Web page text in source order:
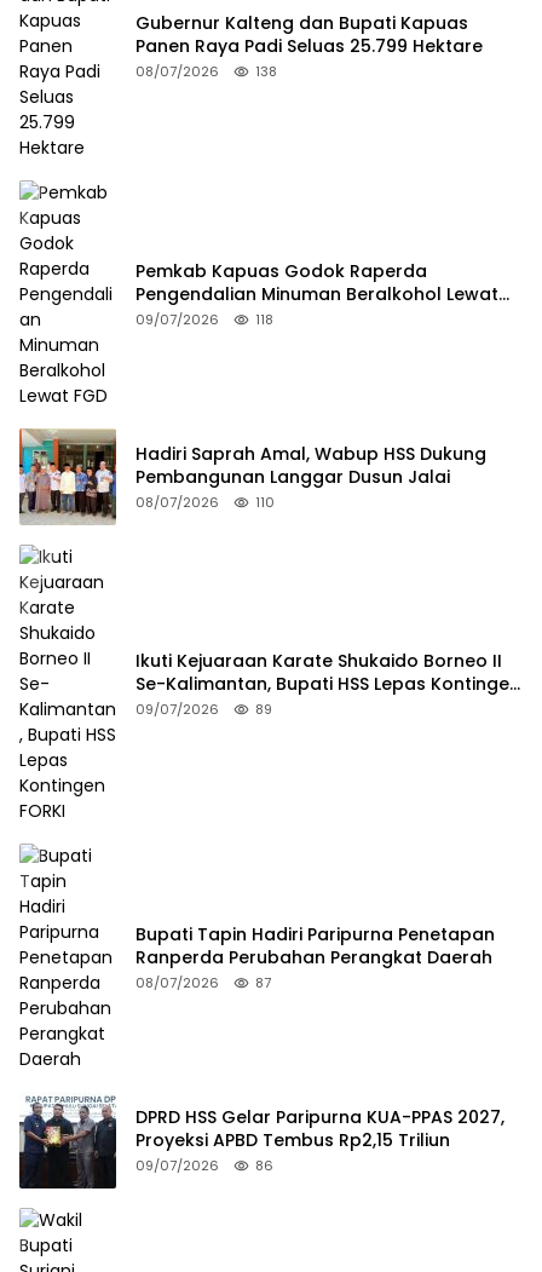
Gubernur Kalteng dan Bupati Kapuas
Panen Raya Padi Seluas 25.799 Hektare
08/07/2026 138
Pemkab Kapuas Godok Raperda
Pengendalian Minuman Beralkohol Lewat
FGD
09/07/2026 118
Hadiri Saprah Amal, Wabup HSS Dukung
Pembangunan Langgar Dusun Jalai
08/07/2026 110
Ikuti Kejuaraan Karate Shukaido Borneo II
Se-Kalimantan, Bupati HSS Lepas Kontingen
FORKI
09/07/2026 89
Bupati Tapin Hadiri Paripurna Penetapan
Ranperda Perubahan Perangkat Daerah
08/07/2026 87
DPRD HSS Gelar Paripurna KUA-PPAS 2027,
Proyeksi APBD Tembus Rp2,15 Triliun
09/07/2026 86